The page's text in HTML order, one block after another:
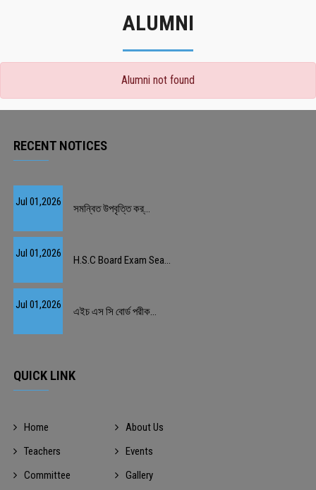
ALUMNI
Alumni not found
RECENT NOTICES
Jul 01,2026
সমন্বিত উপবৃত্তি কর্...
Jul 01,2026
H.S.C Board Exam Sea...
Jul 01,2026
এইচ এস সি বোর্ড পরীক...
QUICK LINK
Home
About Us
Teachers
Events
Committee
Gallery